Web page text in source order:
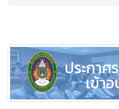
ประกาศ
เข้า